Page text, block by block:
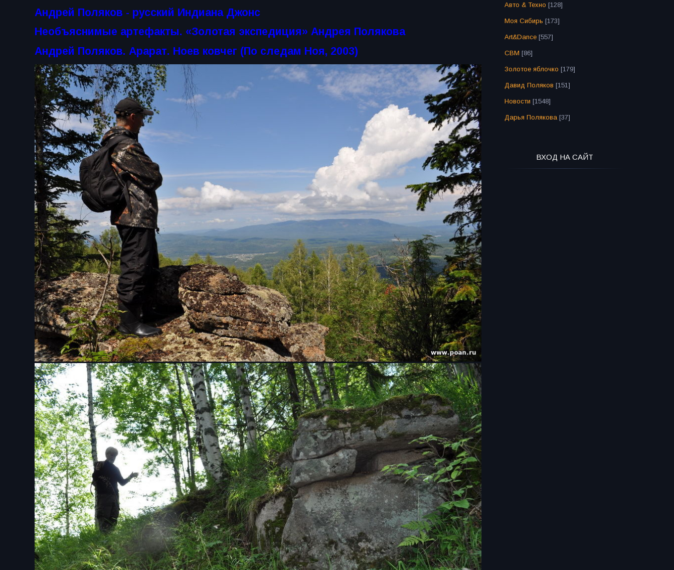
Андрей Поляков - русский Индиана Джонс
Необъяснимые артефакты. «Золотая экспедиция» Андрея Полякова
Андрей Поляков. Арарат. Ноев ковчег (По следам Ноя, 2003)
Авто & Техно [128]
Моя Сибирь [173]
Art&Dance [557]
СВМ [86]
Золотое яблочко [179]
Давид Поляков [151]
Новости [1548]
Дарья Полякова [37]
ВХОД НА САЙТ